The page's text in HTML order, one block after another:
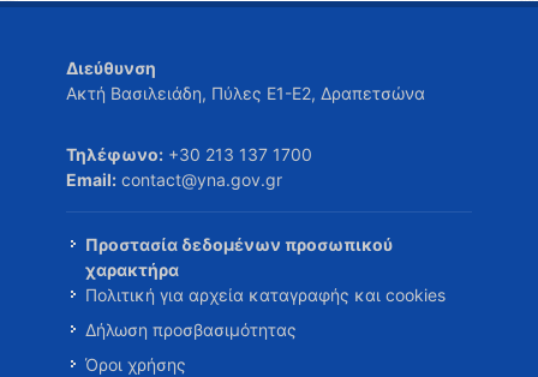
Διεύθυνση
Ακτή Βασιλειάδη, Πύλες Ε1-Ε2, Δραπετσώνα
Τηλέφωνο: +30 213 137 1700
Email: contact@yna.gov.gr
Προστασία δεδομένων προσωπικού
χαρακτήρα
Πολιτική για αρχεία καταγραφής και cookies
Δήλωση προσβασιμότητας
Όροι χρήσης